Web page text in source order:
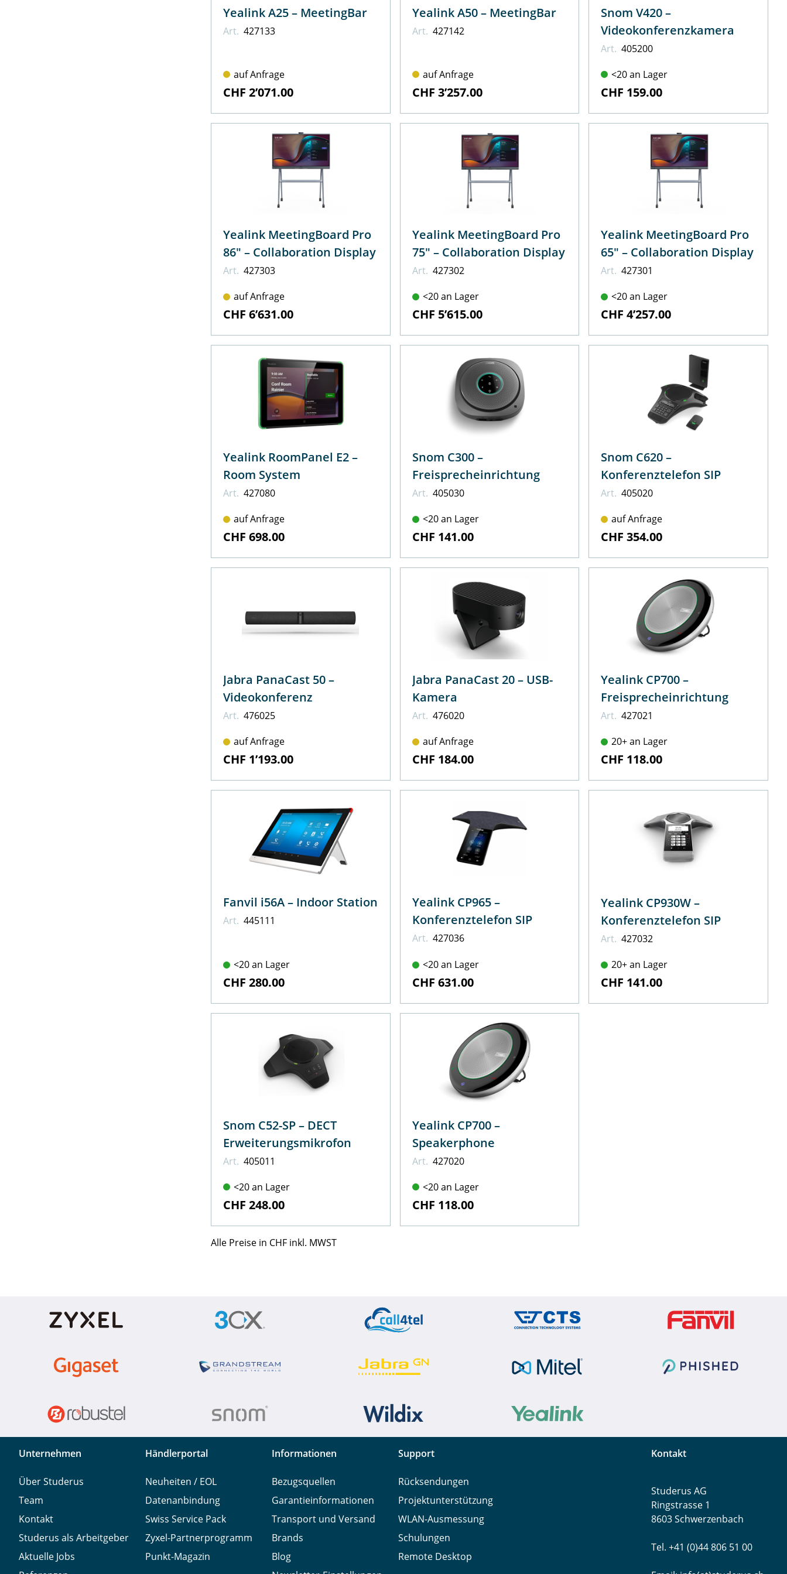
Yealink A25 – MeetingBar
Art. 427133
auf Anfrage
CHF 2’071.00
Yealink A50 – MeetingBar
Art. 427142
auf Anfrage
CHF 3’257.00
Snom V420 –
Videokonferenzkamera
Art. 405200
<20 an Lager
CHF 159.00
Yealink MeetingBoard Pro
86" – Collaboration Display
Art. 427303
auf Anfrage
CHF 6’631.00
Yealink MeetingBoard Pro
75" – Collaboration Display
Art. 427302
<20 an Lager
CHF 5’615.00
Yealink MeetingBoard Pro
65" – Collaboration Display
Art. 427301
<20 an Lager
CHF 4’257.00
Yealink RoomPanel E2 –
Room System
Art. 427080
auf Anfrage
CHF 698.00
Snom C300 –
Freisprecheinrichtung
Art. 405030
<20 an Lager
CHF 141.00
Snom C620 –
Konferenztelefon SIP
Art. 405020
auf Anfrage
CHF 354.00
Jabra PanaCast 50 –
Videokonferenz
Art. 476025
auf Anfrage
CHF 1’193.00
Jabra PanaCast 20 – USB-
Kamera
Art. 476020
auf Anfrage
CHF 184.00
Yealink CP700 –
Freisprecheinrichtung
Art. 427021
20+ an Lager
CHF 118.00
Fanvil i56A – Indoor Station
Art. 445111
<20 an Lager
CHF 280.00
Yealink CP965 –
Konferenztelefon SIP
Art. 427036
<20 an Lager
CHF 631.00
Yealink CP930W –
Konferenztelefon SIP
Art. 427032
20+ an Lager
CHF 141.00
Snom C52-SP – DECT
Erweiterungsmikrofon
Art. 405011
<20 an Lager
CHF 248.00
Yealink CP700 –
Speakerphone
Art. 427020
<20 an Lager
CHF 118.00
Alle Preise in CHF inkl. MWST
Unternehmen
Über Studerus
Team
Kontakt
Studerus als Arbeitgeber
Aktuelle Jobs
Händlerportal
Neuheiten / EOL
Datenanbindung
Swiss Service Pack
Zyxel-Partnerprogramm
Punkt-Magazin
Informationen
Bezugsquellen
Garantieinformationen
Transport und Versand
Brands
Blog
Support
Rücksendungen
Projektunterstützung
WLAN-Ausmessung
Schulungen
Remote Desktop
Kontakt
Studerus AG
Ringstrasse 1
8603 Schwerzenbach
Tel. +41 (0)44 806 51 00